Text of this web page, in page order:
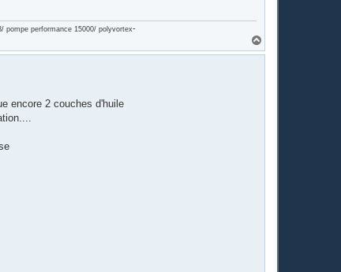
pompe performance 15000/ polyvortex-
a
encore 2 couches d'huile